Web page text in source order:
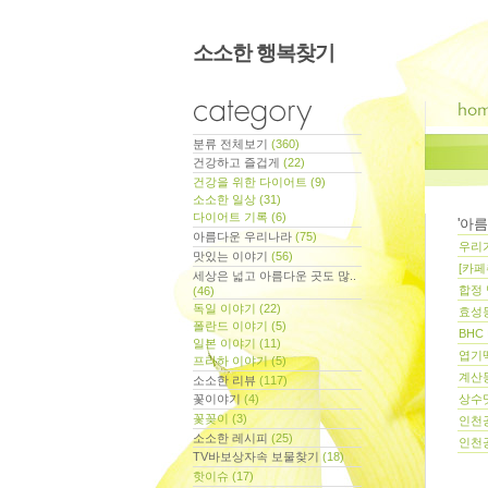
소소한 행복찾기
분류 전체보기 (360)
건강하고 즐겁게 (22)
건강을 위한 다이어트 (9)
소소한 일상 (31)
다이어트 기록 (6)
아름다운 우리나라 (75)
맛있는 이야기 (56)
세상은 넓고 아름다운 곳도 많..
(46)
독일 이야기 (22)
폴란드 이야기 (5)
일본 이야기 (11)
프라하 이야기(5)
소소한 리뷰(117)
꽃이야기(4)
꽃꽂이(3)
소소한 레시피 (25)
TV바보상자속 보물찾기 (18)
핫이슈 (17)
'아
우리
[카
합정
효성
BHC
엽기
계산
상수
인천
인천